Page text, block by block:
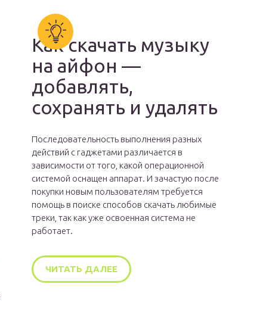
Как скачать музыку
на айфон —
добавлять,
сохранять и удалять
Последовательность выполнения разных
действий с гаджетами различается в
зависимости от того, какой операционной
системой оснащен аппарат. И зачастую после
покупки новым пользователям требуется
помощь в поиске способов скачать любимые
треки, так как уже освоенная система не
работает.
ЧИТАТЬ ДАЛЕЕ